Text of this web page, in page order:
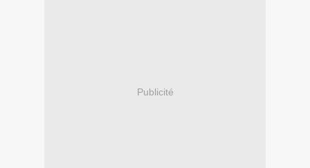
Publicité